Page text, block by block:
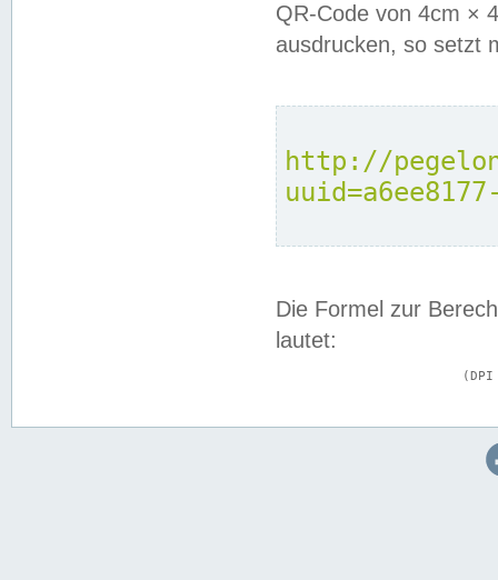
QR-Code von 4cm ×
ausdrucken, so setzt
http://
Die Formel zur
lautet: